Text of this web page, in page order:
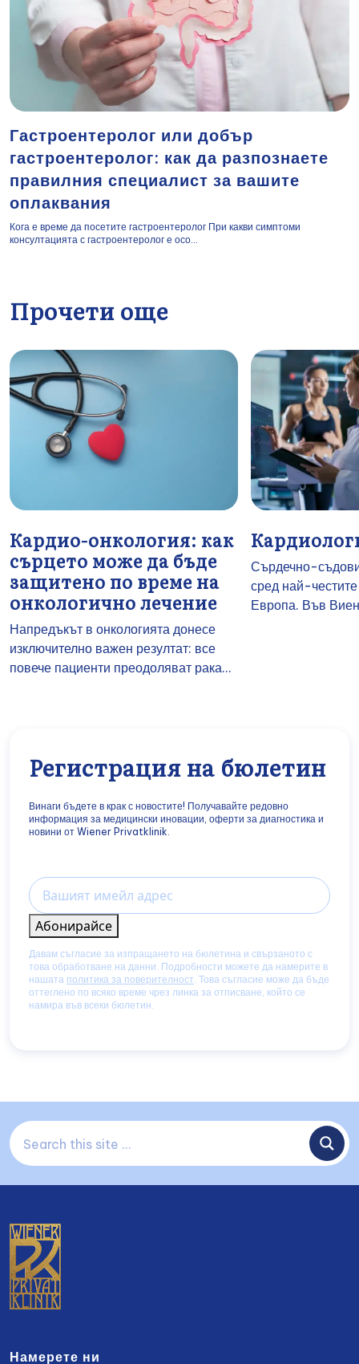
Гастроентеролог или добър
гастроентеролог: как да разпознаете
правилния специалист за вашите
оплаквания
Кога е време да посетите гастроентеролог При какви симптоми
консултацията с гастроентеролог е осо...
Прочети още
Кардио-онкология: как
сърцето може да бъде
защитено по време на
онкологично лечение
Напредъкът в онкологията донесе
изключително важен резултат: все
повече пациенти преодоляват рака...
Сърдечно-
сред най-
Европа. Във
Регистрация на бюлетин
Винаги бъдете в крак с новостите! Получавайте редовно
информация за медицински иновации, оферти за диагностика и
новини от Wiener Privatklinik.
Email
Абонирайсе
Давам съгласие за изпращането на бюлетина и свързаното с
това обработване на данни. Подробности можете да намерите в
нашата политика за поверителност. Това съгласие може да бъде
оттеглено по всяко време чрез линка за отписване, който се
намира във всеки бюлетин.
Намерете ни